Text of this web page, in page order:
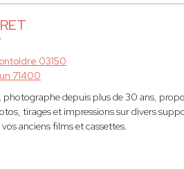
03150
71400
photographe depuis plus de 30 ans,
tirages et impressions sur divers
anciens films et cassettes.